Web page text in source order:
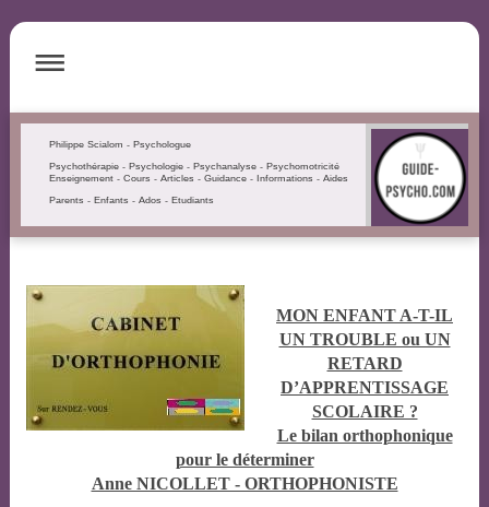
Philippe Scialom - Psychologue
Psychothérapie - Psychologie - Psychanalyse - Psychomotricité
Enseignement - Cours - Articles - Guidance - Informations - Aides
Parents - Enfants - Ados - Etudiants
MON ENFANT A-T-IL
UN TROUBLE ou UN
RETARD
D’APPRENTISSAGE
SCOLAIRE ?
Le bilan orthophonique
pour le déterminer
Anne NICOLLET - ORTHOPHONISTE